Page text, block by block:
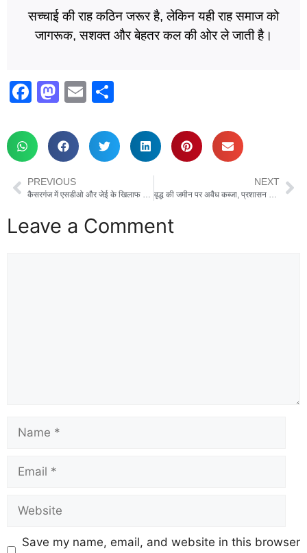
सच्चाई की राह कठिन जरूर है, लेकिन यही राह समाज को
जागरूक, सशक्त और बेहतर कल की ओर ले जाती है।
F
c
e
b
o
o
M
st
o
d
o
n
E
ail ar
e
PREVIOUS NEXT
Leave a Comment
Save my name, email, and website in this browser